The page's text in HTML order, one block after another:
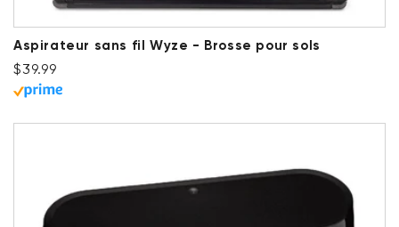
Aspirateur sans fil Wyze - Brosse pour sols
Prix ​​régulier
$39.99